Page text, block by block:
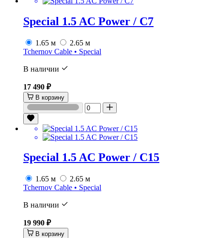
Special 1.5 AC Power / C7
1.65 м
2.65 м
Tchernov Cable • Special
В наличии
17 490 ₽
В корзину
Special 1.5 AC Power / C15
1.65 м
2.65 м
Tchernov Cable • Special
В наличии
19 990 ₽
В корзину